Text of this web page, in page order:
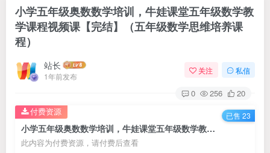
小学五年级奥数数学培训，牛娃课堂五年级数学教
学课程视频课【完结】（五年级数学思维培养课
程）
站长
1年前发布
关注 私信
0 256 20
小学五年级奥数数学培训，牛娃课堂五年级数学教学课程视频课【完结】（五年级数学思维培养课程）
此内容为付费资源，请付费后查看
付费资源 已售 23